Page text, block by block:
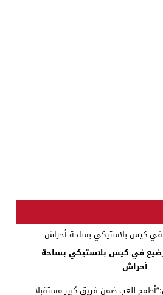
تازة: العثور على رضيع في كيس بلاستيكي بساحة
أحراش